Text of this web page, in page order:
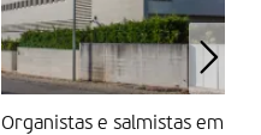
Organistas e salmistas em